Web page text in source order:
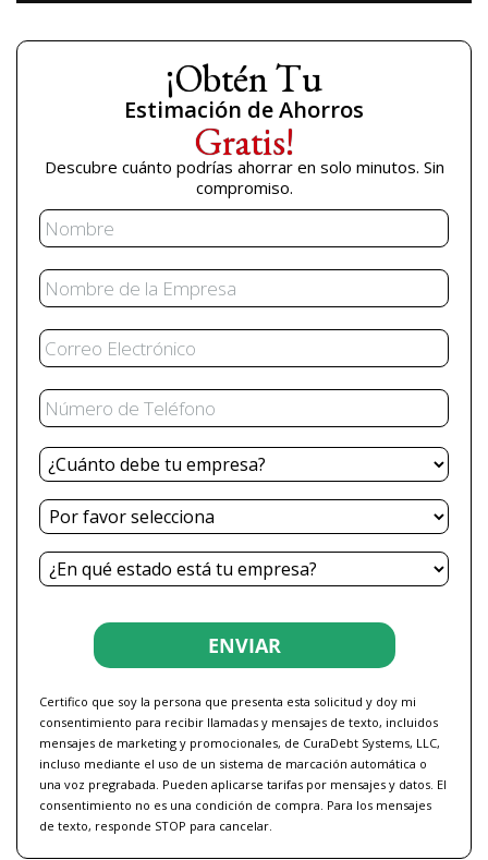
¡Obtén Tu
Estimación de Ahorros
Gratis!
Descubre cuánto podrías ahorrar en solo minutos. Sin
compromiso.
Nombre
Nombre
de
la
Empresa
Correo
Electrónico
Teléfono
Total
Deuda
¿Retrasado?
Estado
ENVIAR
Certifico que soy la persona que presenta esta solicitud y doy mi
consentimiento para recibir llamadas y mensajes de texto, incluidos
mensajes de marketing y promocionales, de CuraDebt Systems, LLC,
incluso mediante el uso de un sistema de marcación automática o
una voz pregrabada. Pueden aplicarse tarifas por mensajes y datos. El
consentimiento no es una condición de compra. Para los mensajes
de texto, responde STOP para cancelar.